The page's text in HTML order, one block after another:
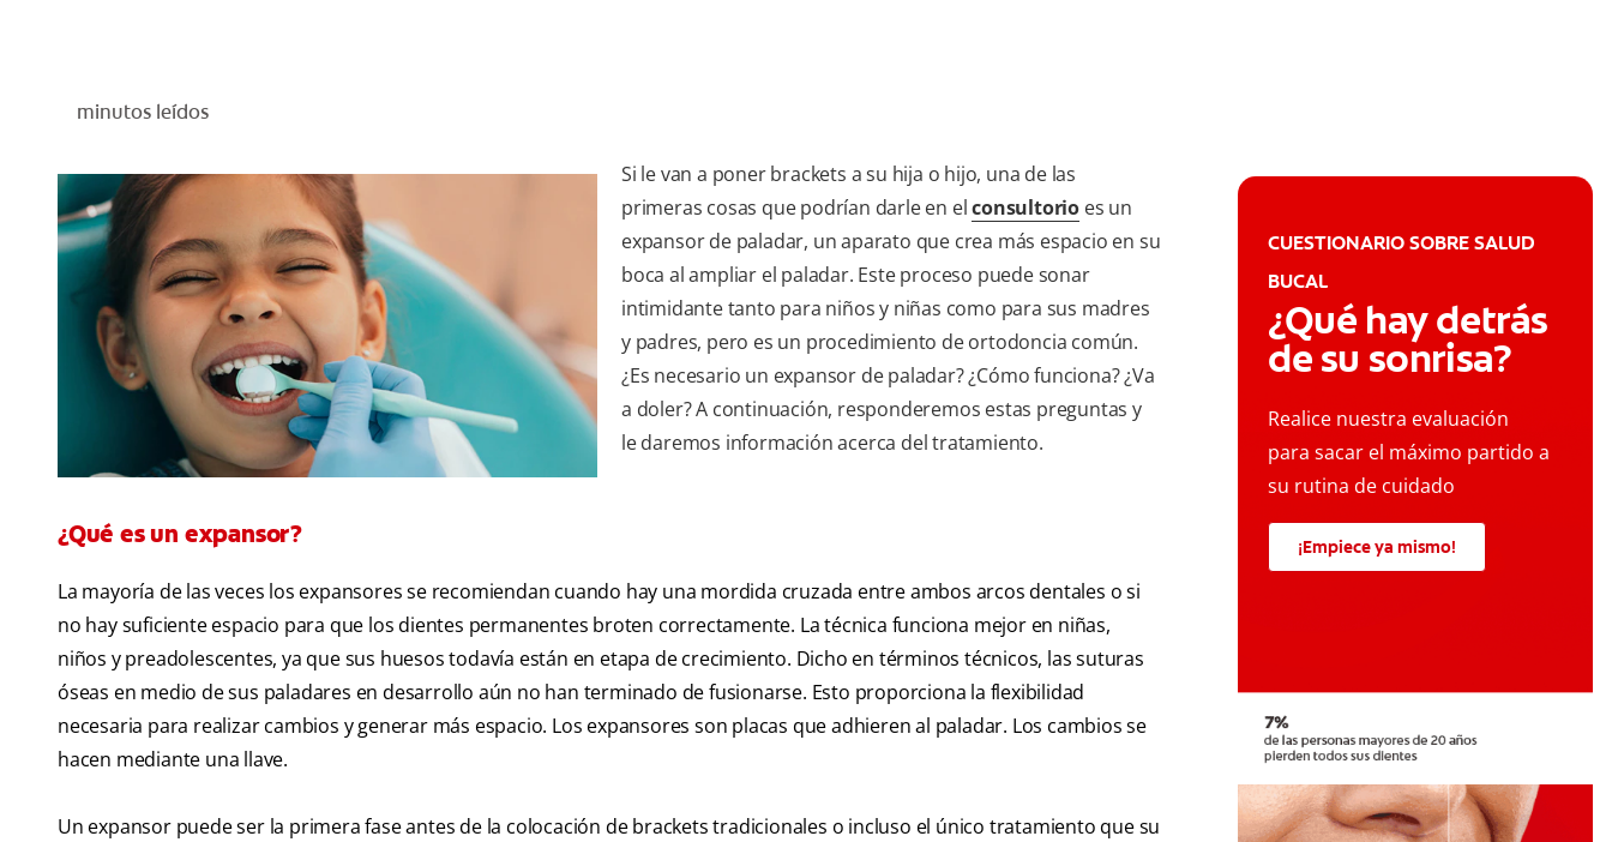
minutos leídos
Si le van a poner brackets a su hija o hijo, una de las
primeras cosas que podrían darle en elconsultorio es un
expansor de paladar, un aparato que crea más espacio en su
boca al ampliar el paladar. Este proceso puede sonar
intimidante tanto para niños y niñas como para sus madres
y padres, pero es un procedimiento de ortodoncia común.
¿Es necesario un expansor de paladar? ¿Cómo funciona? ¿Va
a doler? A continuación, responderemos estas preguntas y
le daremos información acerca del tratamiento.
¿Qué es un expansor?
La mayoría de las veces los expansores se recomiendan cuando hay una mordida cruzada entre ambos arcos dentales o si
no hay suficiente espacio para que los dientes permanentes broten correctamente. La técnica funciona mejor en niñas,
niños y preadolescentes, ya que sus huesos todavía están en etapa de crecimiento. Dicho en términos técnicos, las suturas
óseas en medio de sus paladares en desarrollo aún no han terminado de fusionarse. Esto proporciona la flexibilidad
necesaria para realizar cambios y generar más espacio. Los expansores son placas que adhieren al paladar. Los cambios se
hacen mediante una llave.
Un expansor puede ser la primera fase antes de la colocación de brackets tradicionales o incluso el único tratamiento que su
CUESTIONARIO SOBRE SALUD
BUCAL
¿Qué hay detrás
de su sonrisa?
Realice nuestra evaluación
para sacar el máximo partido a
su rutina de cuidado
¡Empiece ya mismo!